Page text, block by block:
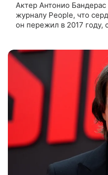
Актер Антонио Бандерас
журналу People, что
он пережил в 2017 году,